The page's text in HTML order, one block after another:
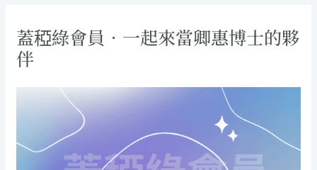
蓋稏綠會員．一起來當卿惠博士的夥
伴